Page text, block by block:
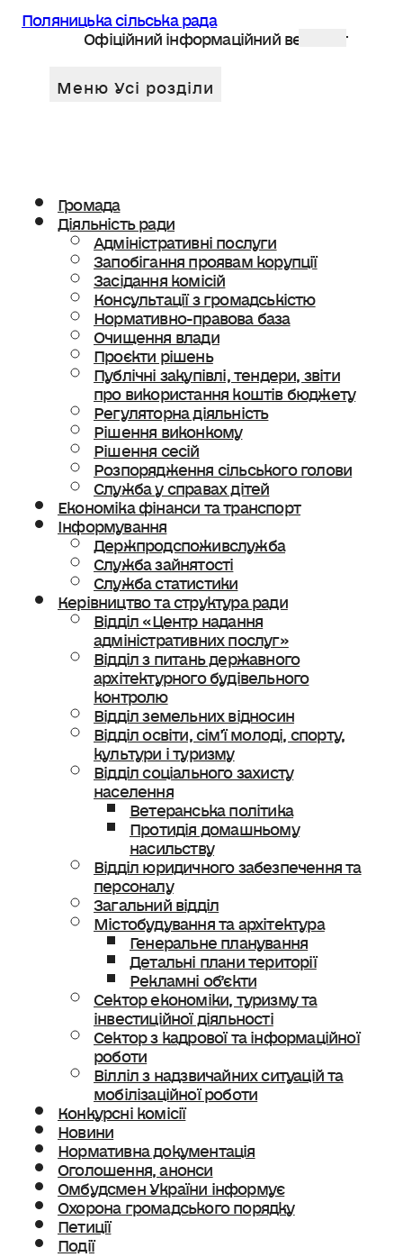
Поляницька сільська рада
Офіційний інформаційний веб сайт
Громада
Діяльність ради
Адміністративні послуги
Запобігання проявам корупції
Засідання комісій
Консультації з громадськістю
Нормативно-правова база
Очищення влади
Проєкти рішень
Публічні закупівлі, тендери, звіти
про використання коштів бюджету
Регуляторна діяльність
Рішення виконкому
Рішення сесій
Розпорядження сільського голови
Служба у справах дітей
Економіка фінанси та транспорт
Інформування
Держпродспоживслужба
Служба зайнятості
Служба статистики
Керівництво та структура ради
Відділ «Центр надання
адміністративних послуг»
Відділ з питань державного
архітектурного будівельного
контролю
Відділ земельних відносин
Відділ освіти, сімʼї молоді, спорту,
культури і туризму
Відділ соціального захисту
населення
Ветеранська політика
Протидія домашньому
насильству
Відділ юридичного забезпечення та
персоналу
Загальний відділ
Містобудування та архітектура
Генеральне планування
Детальні плани території
Рекламні об’єкти
Сектор економіки, туризму та
інвестиційної діяльності
Сектор з кадрової та інформаційної
роботи
Вілліл з надзвичайних ситуацій та
мобілізаційної роботи
Конкурсні комісії
Новини
Нормативна документація
Оголошення, анонси
Омбудсмен України інформує
Охорона громадського порядку
Петиції
Події